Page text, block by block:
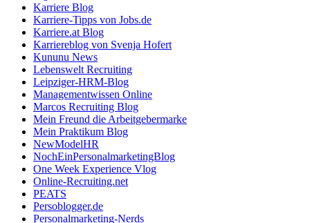
Karriere Blog
Karriere-Tipps von Jobs.de
Karriere.at Blog
Karriereblog von Svenja Hofert
Kununu News
Lebenswelt Recruiting
Leipziger-HRM-Blog
Managementwissen Online
Marcos Recruiting Blog
Mein Freund die Arbeitgebermarke
Mein Praktikum Blog
NewModelHR
NochEinPersonalmarketingBlog
One Week Experience Vlog
Online-Recruiting.net
PEATS
Persoblogger.de
Personalmarketing-Nerds